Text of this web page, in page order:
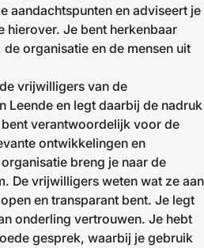
aandachtspunten en adviseert je
hierover. Je bent herkenbaar
organisatie en de mensen uit
vrijwilligers van de
Leende en legt daarbij de nadruk
verantwoordelijk voor de
ontwikkelingen en
breng je naar de
De vrijwilligers weten wat ze aan
en transparant bent. Je legt
onderling vertrouwen. Je hebt
gesprek, waarbij je gebruik